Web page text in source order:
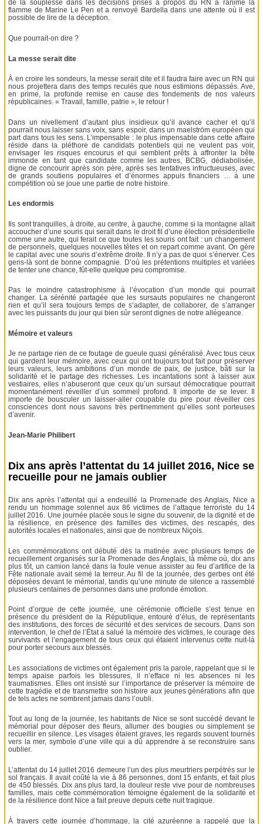
de la souplesse dans les décisions prises à propos du RN a ranimé la
flamme de Marine Le Pen et a renvoyé Bardella dans une attente où il est
possible de lire de la déception.
Que pourrait-on dire ?
La messe serait dite
À en croire les sondeurs, la messe serait dite et il faudra faire avec un RN qui
nous projettera dans des temps reculés que nous estimions dépassés. Ave,
en prime, la profonde remise en cause des fondements de nos valeurs
républicaines. « Travail, famille, patrie », le retour !
Dans un nivellement d’autant plus insidieux qu’il avance cacher et qu’il
pourrait nous laisser sans voix, sans espoir, dans un maelström européen qui
part dans tous les sens. L’impensable : le plus impensable dans cette affaire
réside dans la pléthore de candidats potentiels qui ne veulent pas voir,
envisager les risques encourus et qui semblent prêts à affronter la bête
immonde en tant que candidate comme les autres, BCBG, dédiabolisée,
digne de concourir après son père, après ses tentatives infructueuses, avec
de grands soutiens populaires et d’énormes appuis financiers … à une
compétition où se joue une partie de notre histoire.
Les endormis
Ils sont tranquilles, à droite, au centre, à gauche, comme si la montagne allait
accoucher d’une souris qui serait dans le droit fil d’une élection présidentielle
comme une autre, qui ferait ce que toutes les souris ont fait : un changement
de personnels, quelques nouvelles têtes et on repart comme avant. On gère
le capital avec une souris d’extrême droite. Il n’y a pas de quoi s’énerver. Ces
gens-là sont de bonne compagnie. D’où les prétentions multiples et variées
de tenter une chance, fût-elle quelque peu compromise.
Pas le moindre catastrophisme à l’évocation d’un monde qui pourrait
changer. La sérénité partagée que les sursauts populaires ne changeront
rien et qu’il sera toujours temps de s’adapter, de collaborer, de s’arranger
avec les puissants du jour qui bien sûr seront dignes de notre allégeance.
Mémoire et valeurs
Je ne partage rien de ce foutage de gueule quasi généralisé. Avec tous ceux
qui gardent leur mémoire, avec ceux qui ont toujours tout fait pour préserver
leurs valeurs, leurs ambitions d’un monde de paix, de justice, bâti sur la
solidarité et le partage des richesses. Les incantations sont à laisser aux
vestiaires, elles n’abuseront que ceux qu’un sursaut démocratique pourrait
momentanément réveiller d’un sommeil profond. Il importe de se lever. Il
importe de bousculer un laisser-aller coupable du pire pour réveiller ces
consciences dont nous savons très pertinemment qu’elles sont porteuses
d’avenir.
Jean-Marie Philibert
Dix ans après l’attentat du 14 juillet 2016, Nice se
recueille pour ne jamais oublier
Dix ans après l’attentat qui a endeuillé la Promenade des Anglais, Nice a
rendu un hommage solennel aux 86 victimes de l’attaque terroriste du 14
juillet 2016. Une journée placée sous le signe du souvenir, de la dignité et de
la résilience, en présence des familles des victimes, des rescapés, des
autorités locales et nationales, ainsi que de nombreux Niçois.
Les commémorations ont débuté dès la matinée avec plusieurs temps de
recueillement organisés sur la Promenade des Anglais, là même où, dix ans
plus tôt, un camion lancé dans la foule venue assister au feu d’artifice de la
Fête nationale avait semé la terreur. Au fil de la journée, des gerbes ont été
déposées devant le mémorial, tandis qu’une minute de silence a rassemblé
plusieurs centaines de personnes dans une profonde émotion.
Point d’orgue de cette journée, une cérémonie officielle s’est tenue en
présence du président de la République, entouré d’élus, de représentants
des institutions, des forces de sécurité et des services de secours. Dans son
intervention, le chef de l’État a salué la mémoire des victimes, le courage des
survivants et l’engagement de tous ceux qui étaient intervenus cette nuit-là
pour porter secours aux blessés.
Les associations de victimes ont également pris la parole, rappelant que si le
temps apaise parfois les blessures, il n’efface ni les absences ni les
traumatismes. Elles ont insisté sur l’importance de préserver la mémoire de
cette tragédie et de transmettre son histoire aux jeunes générations afin que
de tels actes ne sombrent jamais dans l’oubli.
Tout au long de la journée, les habitants de Nice se sont succédé devant le
mémorial pour déposer des fleurs, allumer des bougies ou simplement se
recueillir en silence. Les visages étaient graves, les regards souvent tournés
vers la mer, symbole d’une ville qui a dû apprendre à se reconstruire sans
oublier.
L’attentat du 14 juillet 2016 demeure l’un des plus meurtriers perpétrés sur le
sol français. Il avait coûté la vie à 86 personnes, dont 15 enfants, et fait plus
de 450 blessés. Dix ans plus tard, la douleur reste vive pour de nombreuses
familles, mais cette commémoration témoigne également de la solidarité et
de la résilience dont Nice a fait preuve depuis cette nuit tragique.
À travers cette journée d’hommage, la cité azuréenne a rappelé que la